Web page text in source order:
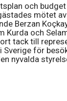
och
mötet
Berzan
Kurda och
tack till
Sverige för
nyvalda